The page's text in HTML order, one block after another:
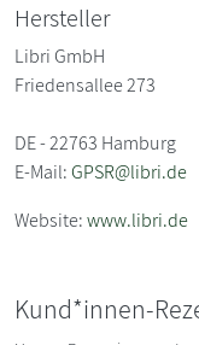
Hersteller
Libri GmbH
Friedensallee 273
DE - 22763 Hamburg
E-Mail:GPSR@libri.de
Website:www.libri.de
Kund*innen-